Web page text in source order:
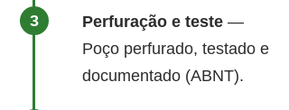
Perfuração e teste —
Poço perfurado, testado e
documentado (ABNT).